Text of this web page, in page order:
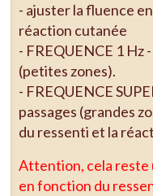
- ajuster la fluence
réaction cutanée
- FREQUENCE 1 Hz
(petites zones).
- FREQUENCE
passages (grandes
du ressenti et la
Attention, cela reste
en fonction du